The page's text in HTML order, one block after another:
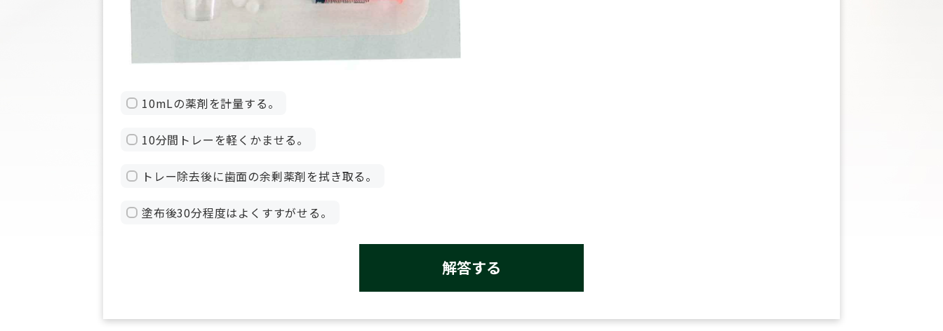
10mLの薬剤を計量する。
10分間トレーを軽くかませる。
トレー除去後に歯面の余剰薬剤を拭き取る。
塗布後30分程度はよくすすがせる。
解答する